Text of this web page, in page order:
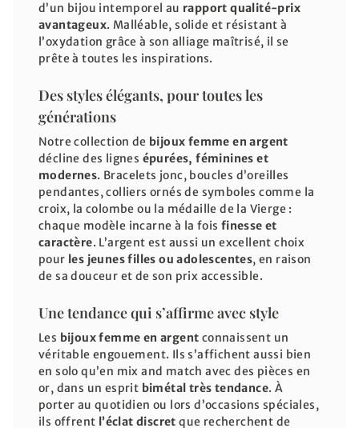
d’un bijou intemporel au rapport qualité-prix
avantageux. Malléable, solide et résistant à
l’oxydation grâce à son alliage maîtrisé, il se
prête à toutes les inspirations.
Des styles élégants, pour toutes les
générations
Notre collection de bijoux femme en argent
décline des lignes épurées, féminines et
modernes. Bracelets jonc, boucles d’oreilles
pendantes, colliers ornés de symboles comme la
croix, la colombe ou la médaille de la Vierge :
chaque modèle incarne à la fois finesse et
caractère. L’argent est aussi un excellent choix
pour les jeunes filles ou adolescentes, en raison
de sa douceur et de son prix accessible.
Une tendance qui s’affirme avec style
Les bijoux femme en argent connaissent un
véritable engouement. Ils s’affichent aussi bien
en solo qu’en mix and match avec des pièces en
or, dans un esprit bimétal très tendance. À
porter au quotidien ou lors d’occasions spéciales,
ils offrent l’éclat discret que recherchent de